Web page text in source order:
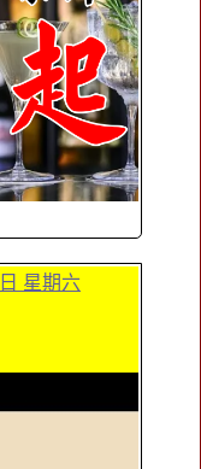
星期六